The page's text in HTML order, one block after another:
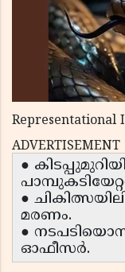
Representational
ADVERTISEMENT
●
●
മരണം.
●
ഓഫീസര്‍.